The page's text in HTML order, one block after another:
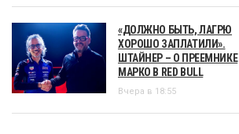
«ДОЛЖНО БЫТЬ, ЛАГРЮ
ХОРОШО ЗАПЛАТИЛИ».
ШТАЙНЕР – О ПРЕЕМНИКЕ
МАРКО В RED BULL
Вчера в 18:55